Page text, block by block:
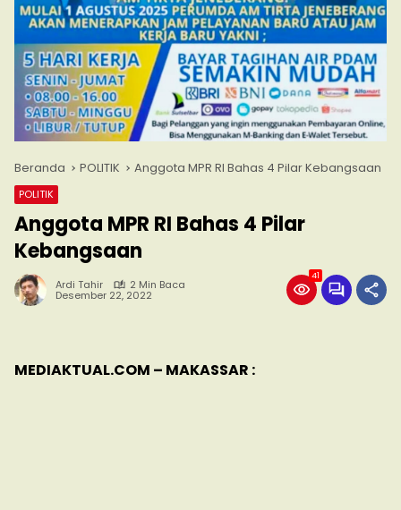
Beranda POLITIK Anggota MPR RI Bahas 4 Pilar Kebangsaan
POLITIK
Anggota MPR RI Bahas 4 Pilar
Kebangsaan
Ardi Tahir 2 Min Baca
Desember 22, 2022
41
MEDIAKTUAL.COM – MAKASSAR :